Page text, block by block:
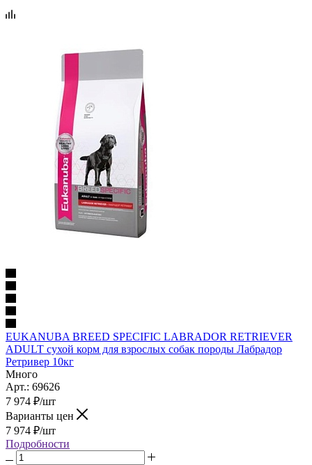
EUKANUBA BREED SPECIFIC LABRADOR RETRIEVER
ADULT сухой корм для взрослых собак породы Лабрадор
Ретривер 10кг
Много
Арт.: 69626
7 974 ₽/шт
Варианты цен
7 974 ₽/шт
Подробности